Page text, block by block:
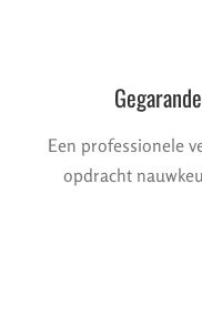
Een professionele
opdracht